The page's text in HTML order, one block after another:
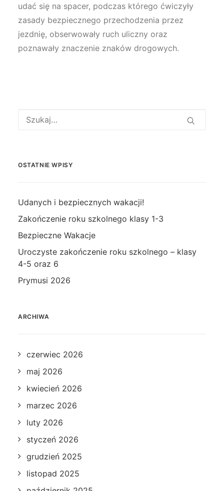
udać się na spacer, podczas którego ćwiczyły
zasady bezpiecznego przechodzenia przez
jezdnię, obserwowały ruch uliczny oraz
poznawały znaczenie znaków drogowych.
OSTATNIE WPISY
Udanych i bezpiecznych wakacji!
Zakończenie roku szkolnego klasy 1-3
Bezpieczne Wakacje
Uroczyste zakończenie roku szkolnego – klasy
4-5 oraz 6
Prymusi 2026
ARCHIWA
czerwiec 2026
maj 2026
kwiecień 2026
marzec 2026
luty 2026
styczeń 2026
grudzień 2025
listopad 2025